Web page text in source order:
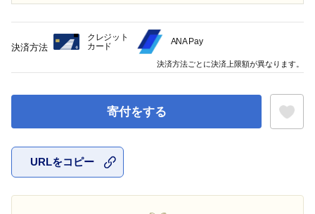
寄付をする
URLをコピー
決済方法
クレジット
カード
ANA Pay
決済方法ごとに決済上限額が異なります。